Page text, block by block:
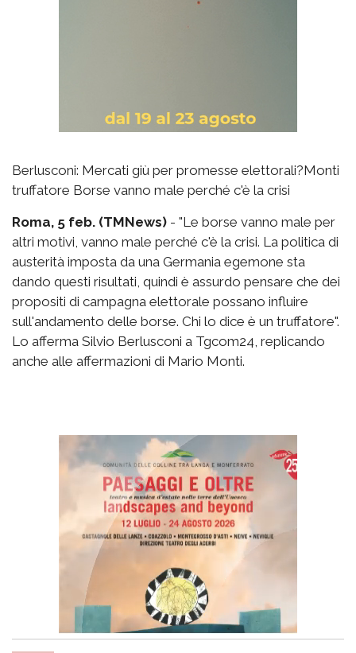
Berlusconi: Mercati giù per promesse elettorali?Monti
truffatore Borse vanno male perché c'è la crisi
Roma, 5 feb. (TMNews) - "Le borse vanno male per
altri motivi, vanno male perché c'è la crisi. La politica di
austerità imposta da una Germania egemone sta
dando questi risultati, quindi è assurdo pensare che dei
propositi di campagna elettorale possano influire
sull'andamento delle borse. Chi lo dice è un truffatore".
Lo afferma Silvio Berlusconi a Tgcom24, replicando
anche alle affermazioni di Mario Monti.